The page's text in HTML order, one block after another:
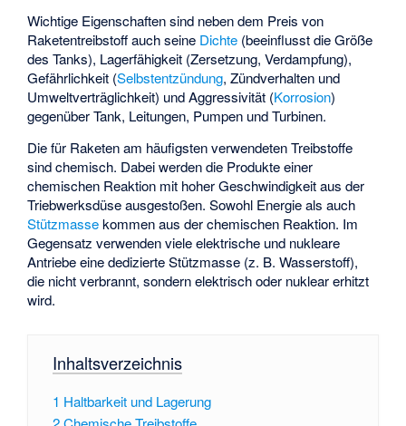
Wichtige Eigenschaften sind neben dem Preis von
Raketentreibstoff auch seine Dichte (beeinflusst die Größe
des Tanks), Lagerfähigkeit (Zersetzung, Verdampfung),
Gefährlichkeit (Selbstentzündung, Zündverhalten und
Umweltverträglichkeit) und Aggressivität (Korrosion)
gegenüber Tank, Leitungen, Pumpen und Turbinen.
Die für Raketen am häufigsten verwendeten Treibstoffe
sind chemisch. Dabei werden die Produkte einer
chemischen Reaktion mit hoher Geschwindigkeit aus der
Triebwerksdüse ausgestoßen. Sowohl Energie als auch
Stützmassekommen aus der chemischen Reaktion. Im
Gegensatz verwenden viele elektrische und nukleare
Antriebe eine dedizierte Stützmasse (z. B. Wasserstoff),
die nicht verbrannt, sondern elektrisch oder nuklear erhitzt
wird.
Inhaltsverzeichnis
1 Haltbarkeit und Lagerung